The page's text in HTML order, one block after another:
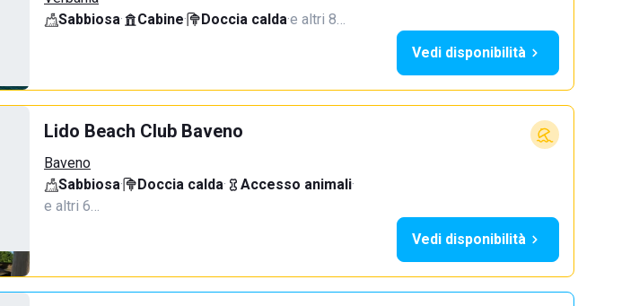
Sabbiosa· Cabine· Doccia calda·e altri 8…
Vedi disponibilità
Lido Beach Club Baveno
Baveno
Sabbiosa· Doccia calda· Accesso animali·
e altri 6…
Vedi disponibilità